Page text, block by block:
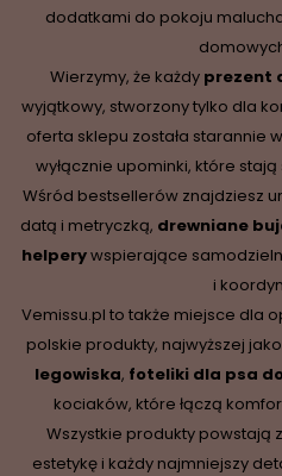
dodatkami do pokoju
Wierzymy, że każdy prezent
wyjątkowy, stworzony tylko dla
oferta sklepu została starannie
wyłącznie upominki, które
Wśród bestsellerów znajdziesz
datą i metryczką, drewniane
helperywspierające
i
Vemissu.pl to także miejsce dla
polskie produkty, najwyższej
legowiska, foteliki dla psa
kociaków, które łączą
Wszystkie produkty powstają
estetykę i każdy najmniejszy